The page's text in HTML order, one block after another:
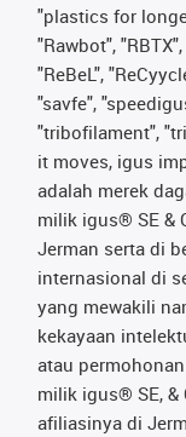
"plastics for
"Rawbot",
"ReBeL",
"savfe",
"tribofilament",
it moves, igus
adalah merek
milik igus® SE &
Jerman serta di
internasional di
yang mewakili
kekayaan
atau
milik igus® SE, &
afiliasinya di